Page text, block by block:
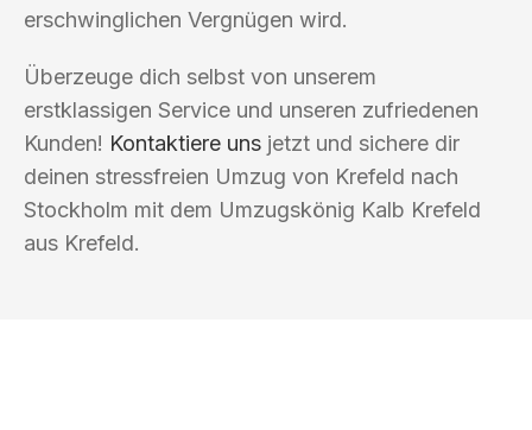
erschwinglichen Vergnügen wird.
Überzeuge dich selbst von unserem
erstklassigen Service und unseren zufriedenen
Kunden! Kontaktiere uns jetzt und sichere dir
deinen stressfreien Umzug von Krefeld nach
Stockholm mit dem Umzugskönig Kalb Krefeld
aus Krefeld.